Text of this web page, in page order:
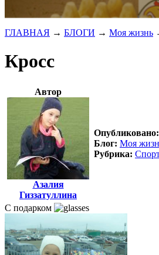
ГЛАВНАЯ → БЛОГИ → Моя жизнь
Кросс
Автор
Азалия
Гиззатуллина
Опубликовано:
Блог: Моя
Рубрика:
С подарком